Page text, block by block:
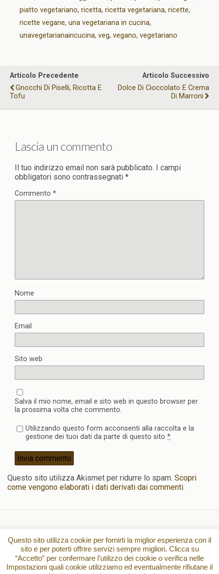
piatto vegetariano, ricetta, ricetta vegetariana, ricette,
ricette vegane, una vegetariana in cucina,
unavegetarianaincucina, veg, vegano, vegetariano
Articolo Precedente
Gnocchi Di Piselli, Ricotta E
Tofu
Articolo Successivo
Dolce Di Cioccolato E Crema
Di Marroni
Lascia un commento
Il tuo indirizzo email non sarà pubblicato. I campi
obbligatori sono contrassegnati *
Commento *
Nome
Email
Sito web
Salva il mio nome, email e sito web in questo browser per
la prossima volta che commento.
Utilizzando questo form acconsenti alla raccolta e la
gestione dei tuoi dati da parte di questo sito *
Questo sito utilizza Akismet per ridurre lo spam. Scopri
come vengono elaborati i dati derivati dai commenti.
Torna su
Dispositivo Portatile Pc Desktop
Questo sito utilizza cookie per fornirti la miglior esperienza con il
sito e per poterti offrire servizi sempre migliori. Clicca su
“Accetto” per confermare l’utilizzo dei cookie o verifica nelle
Impostazioni quali cookie utilizziamo ed eventualmente rifiutane il